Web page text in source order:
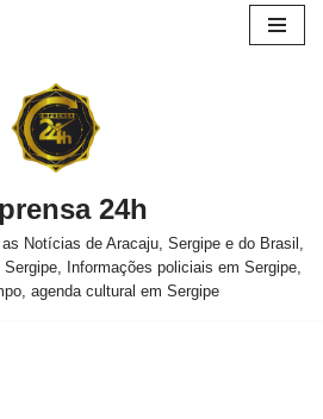
24h
Notícias de Aracaju, Sergipe e do Brasil,
Informações policiais em Sergipe,
agenda cultural em Sergipe